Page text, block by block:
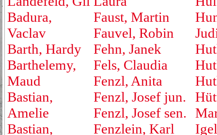
Badura,
Vaclav
Barth, Hardy
Barthelemy,
Maud
Bastian,
Amelie
Bastian,
Faust, Martin
Fauvel, Robin
Fehn, Janek
Fels, Claudia
Fenzl, Anita
Fenzl, Josef jun.
Fenzl, Josef sen.
Fenzlein, Karl